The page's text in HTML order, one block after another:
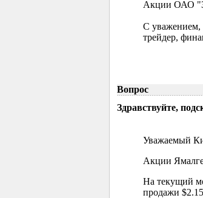
Акции ОАО
С уважением,
трейдер,
Вопрос
Здравствуйте,
Уважаемый
Акции
На текущий
продажи